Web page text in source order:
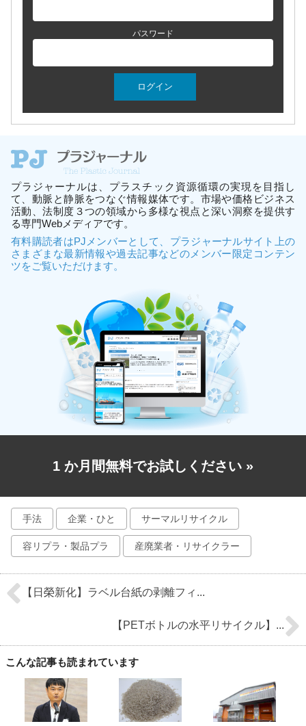
パスワード
プラジャーナルは、プラスチック資源循環の実現を目指し
て、動脈と静脈をつなぐ情報媒体です。市場や価格ビジネス
活動、法制度３つの領域から多様な視点と深い洞察を提供す
る専門Webメディアです。
有料購読者はPJメンバーとして、プラジャーナルサイト上の
さまざまな最新情報や過去記事などのメンバー限定コンテン
ツをご覧いただけます。
1 か月間無料でお試しください »
手法 企業・ひと サーマルリサイクル
容リプラ・製品プラ 産廃業者・リサイクラー
【日榮新化】ラベル台紙の剥離フィ...
【PETボトルの水平リサイクル】...
こんな記事も読まれています